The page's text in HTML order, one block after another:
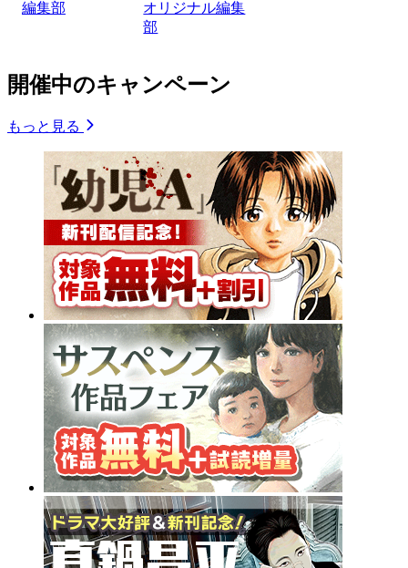
編集部
オリジナル編集
部
開催中のキャンペーン
もっと見る